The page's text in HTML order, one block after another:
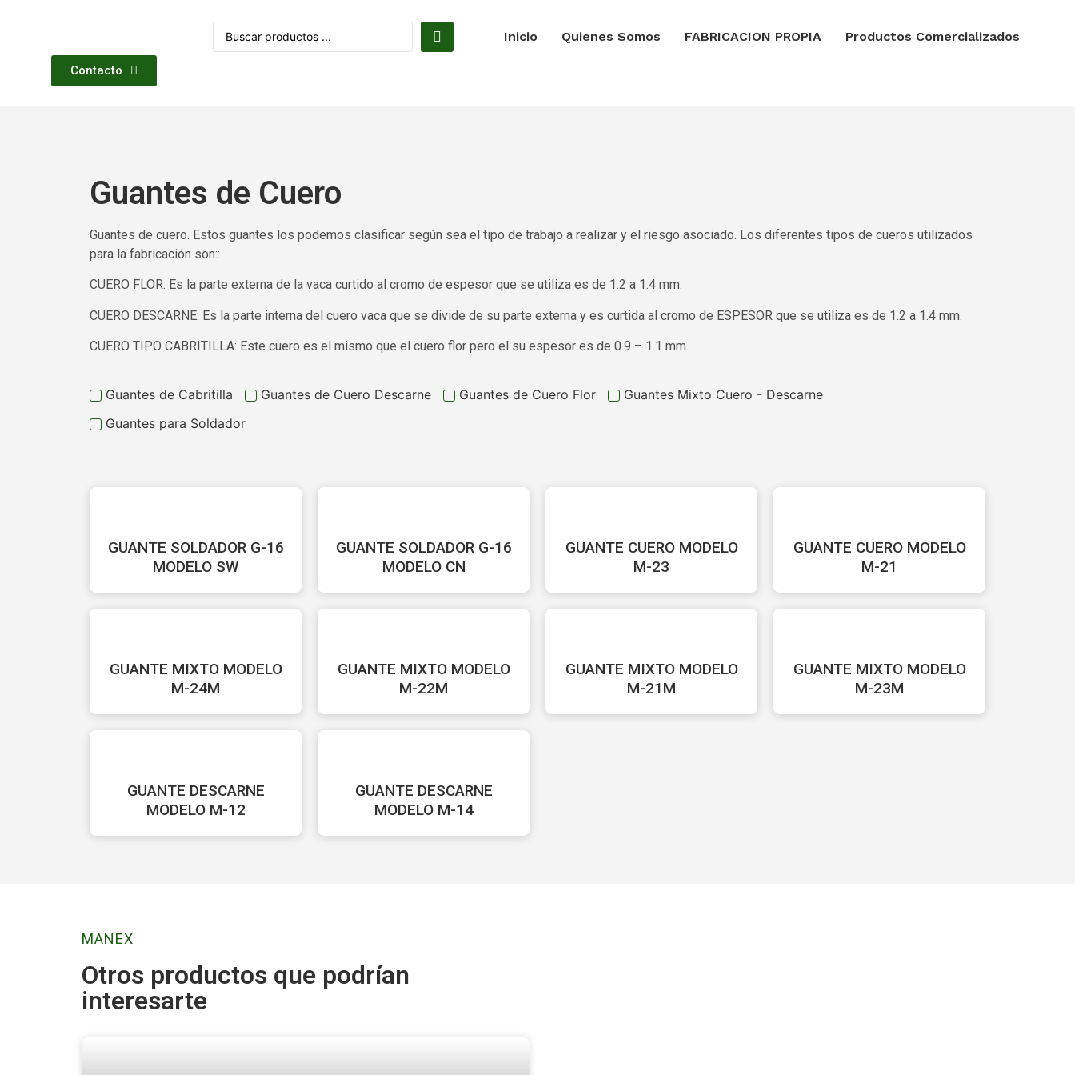
Inicio Quienes Somos FABRICACION PROPIA Productos Comercializados
Contacto
Guantes de Cuero
Guantes de cuero. Estos guantes los podemos clasificar según sea el tipo de trabajo a realizar y el riesgo asociado. Los diferentes tipos de cueros utilizados
para la fabricación son::
CUERO FLOR: Es la parte externa de la vaca curtido al cromo de espesor que se utiliza es de 1.2 a 1.4 mm.
CUERO DESCARNE: Es la parte interna del cuero vaca que se divide de su parte externa y es curtida al cromo de ESPESOR que se utiliza es de 1.2 a 1.4 mm.
CUERO TIPO CABRITILLA: Este cuero es el mismo que el cuero flor pero el su espesor es de 0.9 – 1.1 mm.
Guantes de Cabritilla Guantes de Cuero Descarne Guantes de Cuero Flor
Guantes Mixto Cuero - Descarne
Guantes para Soldador
GUANTE SOLDADOR G-16
MODELO SW
GUANTE SOLDADOR G-16
MODELO CN
GUANTE CUERO MODELO
M-23
GUANTE CUERO MODELO
M-21
GUANTE MIXTO MODELO
M-24M
GUANTE MIXTO MODELO
M-22M
GUANTE MIXTO MODELO
M-21M
GUANTE MIXTO MODELO
M-23M
GUANTE DESCARNE
MODELO M-12
GUANTE DESCARNE
MODELO M-14
MANEX
Otros productos que podrían
interesarte